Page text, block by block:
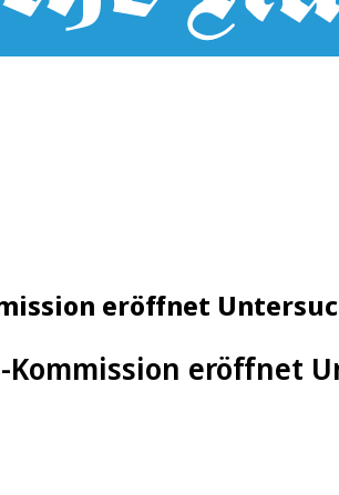
eröffnet
Kommission eröffnet